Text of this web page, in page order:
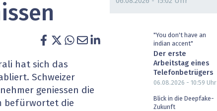
wird digital
Services & Co.
Artificial Intelligence
Fintech & Insurtech
Professional AV & Digital Signage
hat sich das
Schweizer
geniessen die
befürwortet die
"You don't have an
indian accent"
Der erste
Arbeitstag eines
Telefonbetrügers
06.08.2026 - 10:59 Uhr
Blick in die Deepfake-
Zukunft